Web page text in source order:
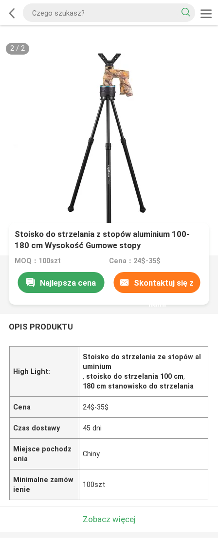
2/ 2
Stoisko do strzelania z stopów aluminium 100-
180 cm Wysokość Gumowe stopy
MOQ：100szt Cena：24$-35$
Najlepsza cena Skontaktuj się z
nami
OPIS PRODUKTU
High Light:
Stoisko do strzelania ze stopów al
uminium
, stoisko do strzelania 100 cm,
180 cm stanowisko do strzelania
Cena 24$-35$
Czas dostawy 45 dni
Miejsce pochodz
enia
Chiny
Minimalne zamów
ienie
100szt
Zobacz więcej